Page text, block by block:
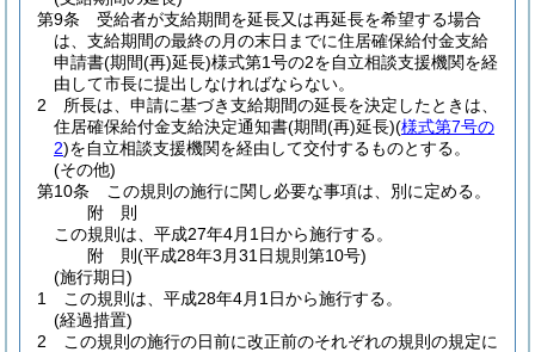
第9条
受給者が支給期間を延長又は再延長を希望する場合
は、支給期間の最終の月の末日までに住居確保給付金支給
申請書(期間(再)延長)様式第1号の2を自立相談支援機関を経
由して市長に提出しなければならない。
2
所長は、申請に基づき支給期間の延長を決定したときは、
住居確保給付金支給決定通知書(期間(再)延長)(様式第7号の
2)を自立相談支援機関を経由して交付するものとする。
(その他)
第10条
この規則の施行に関し必要な事項は、別に定める。
附 則
この規則は、平成27年4月1日から施行する。
附 則(平成28年3月31日規則第10号)
(施行期日)
1
この規則は、平成28年4月1日から施行する。
(経過措置)
2
この規則の施行の日前に改正前のそれぞれの規則の規定に